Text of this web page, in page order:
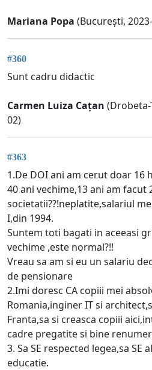
Mariana Popa (București,
#360
Sunt cadru didactic
Carmen Luiza Cațan (Drobeta-
02)
#363
1.De DOI ani am cerut doar 16
40 ani vechime,13 ani am facut
societatii??!neplatite,salariul
I,din 1994.
Suntem toti bagati in aceeasi
vechime ,este normal?!!
Vreau sa am si eu un salariu
de pensionare
2.Imi doresc CA copiii mei
Romania,inginer IT si
Franta,sa si creasca copiii
cadre pregatite si bine
3. Sa SE respected legea,sa SE
educatie.